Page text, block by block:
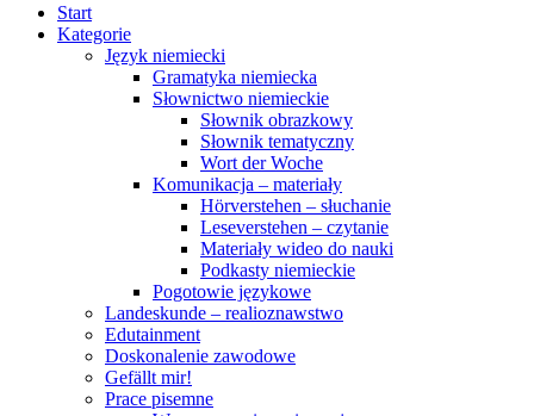
Start
Kategorie
Język niemiecki
Gramatyka niemiecka
Słownictwo niemieckie
Słownik obrazkowy
Słownik tematyczny
Wort der Woche
Komunikacja – materiały
Hörverstehen – słuchanie
Leseverstehen – czytanie
Materiały wideo do nauki
Podkasty niemieckie
Pogotowie językowe
Landeskunde – realioznawstwo
Edutainment
Doskonalenie zawodowe
Gefällt mir!
Prace pisemne